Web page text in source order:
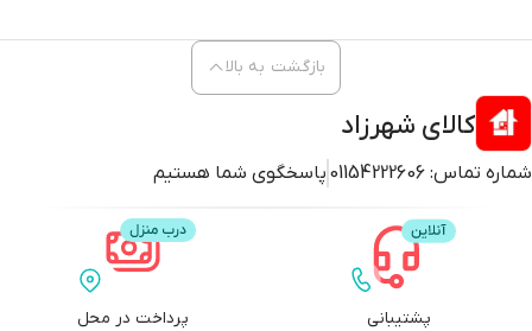
کالای شهرزاد
شماره تماس: 01154222606 پاسخگوی شما هستیم
بازگشت به بالا
پشتیبانی پرداخت در محل